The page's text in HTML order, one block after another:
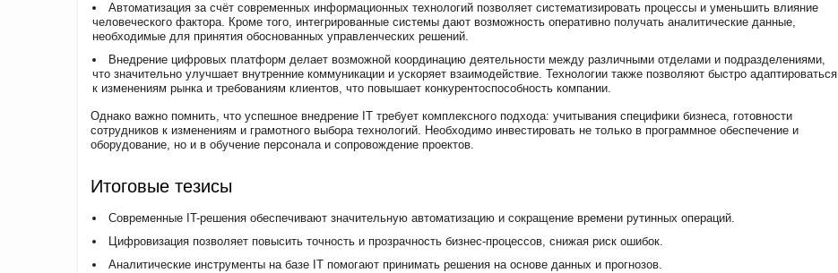
Автоматизация за счёт современных информационных технологий позволяет систематизировать процессы и уменьшить влияние
человеческого фактора. Кроме того, интегрированные системы дают возможность оперативно получать аналитические данные,
необходимые для принятия обоснованных управленческих решений.
Внедрение цифровых платформ делает возможной координацию деятельности между различными отделами и подразделениями,
что значительно улучшает внутренние коммуникации и ускоряет взаимодействие. Технологии также позволяют быстро адаптироваться
к изменениям рынка и требованиям клиентов, что повышает конкурентоспособность компании.
Однако важно помнить, что успешное внедрение IT требует комплексного подхода: учитывания специфики бизнеса, готовности
сотрудников к изменениям и грамотного выбора технологий. Необходимо инвестировать не только в программное обеспечение и
оборудование, но и в обучение персонала и сопровождение проектов.
Итоговые тезисы
Современные IT-решения обеспечивают значительную автоматизацию и сокращение времени рутинных операций.
Цифровизация позволяет повысить точность и прозрачность бизнес-процессов, снижая риск ошибок.
Аналитические инструменты на базе IT помогают принимать решения на основе данных и прогнозов.